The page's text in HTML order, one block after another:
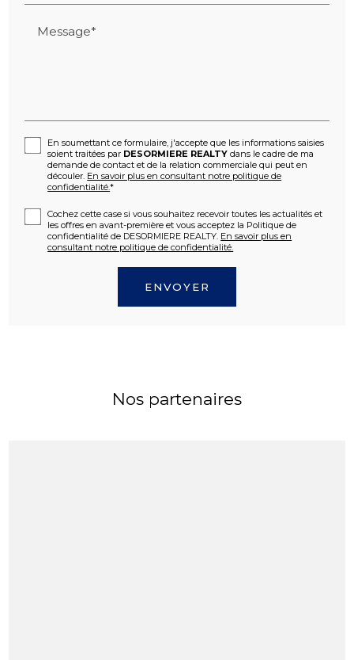
Message*
En soumettant ce formulaire, j'accepte que les informations saisies
soient traitées par DESORMIERE REALTY dans le cadre de ma
demande de contact et de la relation commerciale qui peut en
découler. En savoir plus en consultant notre politique de
confidentialité.*
Cochez cette case si vous souhaitez recevoir toutes les actualités et
les offres en avant-première et vous acceptez la Politique de
confidentialité de DESORMIERE REALTY. En savoir plus en
consultant notre politique de confidentialité.
Nos partenaires